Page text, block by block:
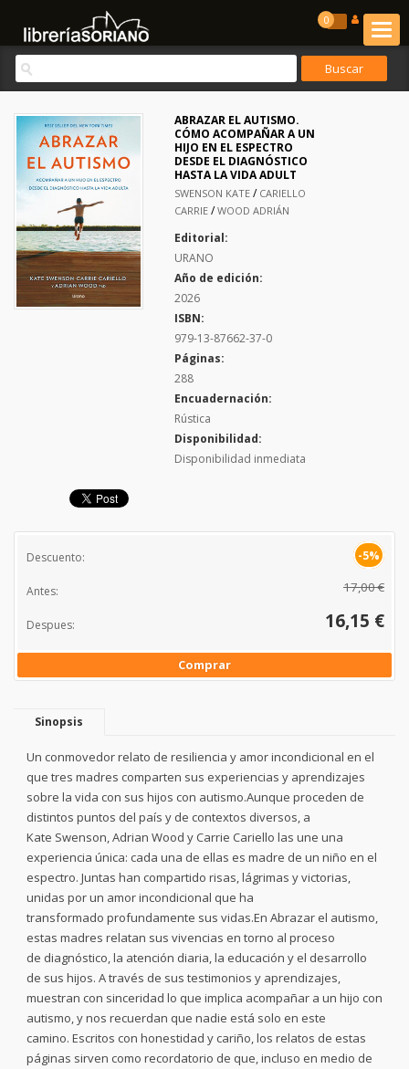
0
ABRAZAR EL AUTISMO.
CÓMO ACOMPAÑAR A UN
HIJO EN EL ESPECTRO
DESDE EL DIAGNÓSTICO
HASTA LA VIDA ADULT
SWENSON KATE / CARIELLO
CARRIE /WOOD ADRIÁN
Editorial:
URANO
Año de edición:
2026
ISBN:
979-13-87662-37-0
Páginas:
288
Encuadernación:
Rústica
Disponibilidad:
Disponibilidad inmediata
Descuento: -5%
Antes: 17,00 €
Despues: 16,15 €
Comprar
Sinopsis
Un conmovedor relato de resiliencia y amor incondicional en el
que tres madres comparten sus experiencias y aprendizajes
sobre la vida con sus hijos con autismo.Aunque proceden de
distintos puntos del país y de contextos diversos, a
Kate Swenson, Adrian Wood y Carrie Cariello las une una
experiencia única: cada una de ellas es madre de un niño en el
espectro. Juntas han compartido risas, lágrimas y victorias,
unidas por un amor incondicional que ha
transformado profundamente sus vidas.En Abrazar el autismo,
estas madres relatan sus vivencias en torno al proceso
de diagnóstico, la atención diaria, la educación y el desarrollo
de sus hijos. A través de sus testimonios y aprendizajes,
muestran con sinceridad lo que implica acompañar a un hijo con
autismo, y nos recuerdan que nadie está solo en este
camino. Escritos con honestidad y cariño, los relatos de estas
páginas sirven como recordatorio de que, incluso en medio de